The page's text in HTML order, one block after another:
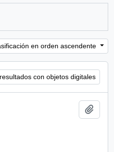
en orden ascendente
con objetos digitales